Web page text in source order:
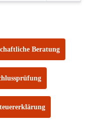
Beratung